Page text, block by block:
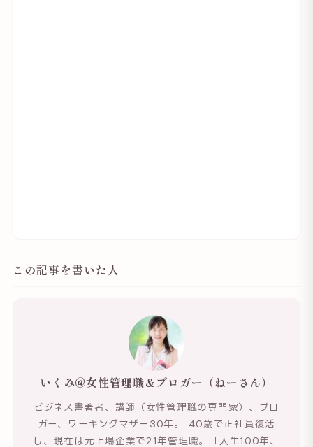
この記事を書いた人
いくみ@女性管理職＆ブロガー（ねーさん）
ビジネス書著者、講師（女性管理職の専門家）、ブロ
ガー、ワーキングマザー30年。 40歳で正社員復活
し、現在は元上場企業で21年管理職。「人生100年、